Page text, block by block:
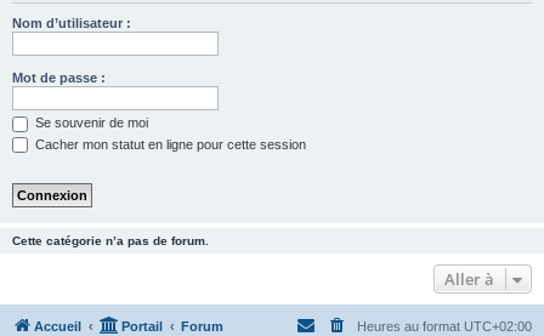
e
Nom d’utilisateur :
Mot de passe :
Se souvenir de moi
Cacher mon statut en ligne pour cette session
Cette catégorie n’a pas de forum.
Aller à
Accueil Portail Forum Heures au format UTC+02:00